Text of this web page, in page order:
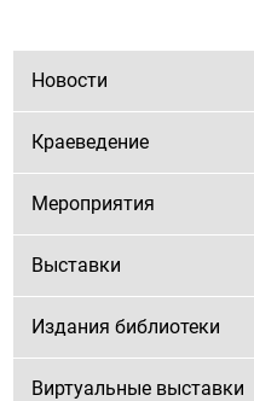
Новости
Краеведение
Мероприятия
Выставки
Издания библиотеки
Виртуальные выставки